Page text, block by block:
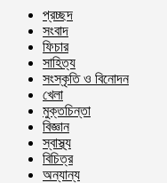
প্রচ্ছদ
সংবাদ
ফিচার
সাহিত্য
সংস্কৃতি ও বিনোদন
খেলা
মুক্তচিন্তা
বিজ্ঞান
স্বাস্থ্য
বিচিত্র
অন্যান্য